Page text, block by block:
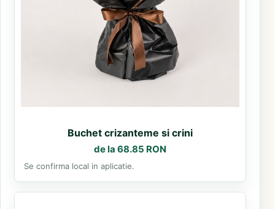
Buchet crizanteme si crini
de la 68.85 RON
Se confirma local in aplicatie.